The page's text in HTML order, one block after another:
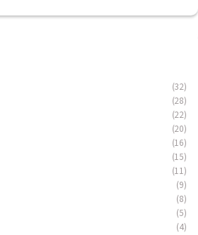
(32)
(28)
(22)
(20)
(16)
(15)
(11)
(9)
(8)
(5)
(4)